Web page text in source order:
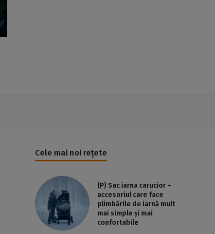
Cele mai noi rețete
(P) Sac iarna carucior –
accesoriul care face
plimbările de iarnă mult
mai simple și mai
confortabile